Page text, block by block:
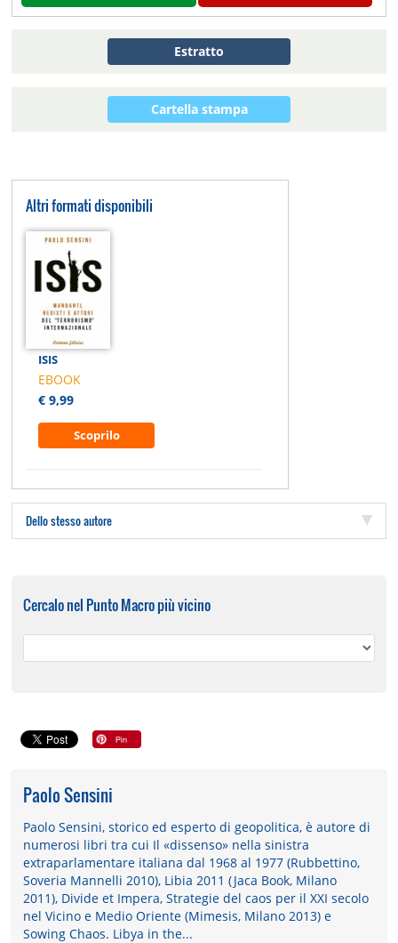
Estratto
Cartella stampa
Altri formati disponibili
ISIS
EBOOK
€ 9,99
Scoprilo
Dello stesso autore
Cercalo nel Punto Macro più vicino
Paolo Sensini
Paolo Sensini, storico ed esperto di geopolitica, è autore di
numerosi libri tra cui Il «dissenso» nella sinistra
extraparlamentare italiana dal 1968 al 1977 (Rubbettino,
Soveria Mannelli 2010), Libia 2011 (Jaca Book, Milano
2011), Divide et Impera, Strategie del caos per il XXI secolo
nel Vicino e Medio Oriente (Mimesis, Milano 2013) e
Sowing Chaos. Libya in the...